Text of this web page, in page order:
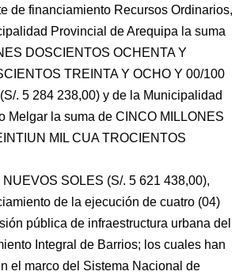
de financiamiento Recursos Ordinarios,
Provincial de Arequipa la suma
DOSCIENTOS OCHENTA Y
TREINTA Y OCHO Y 00/100
. 5 284 238,00) y de la Municipalidad
Melgar la suma de CINCO MILLONES
MIL CUA TROCIENTOS
SOLES (S/. 5 621 438,00),
de la ejecución de cuatro (04)
pública de infraestructura urbana del
Integral de Barrios; los cuales han
el marco del Sistema Nacional de